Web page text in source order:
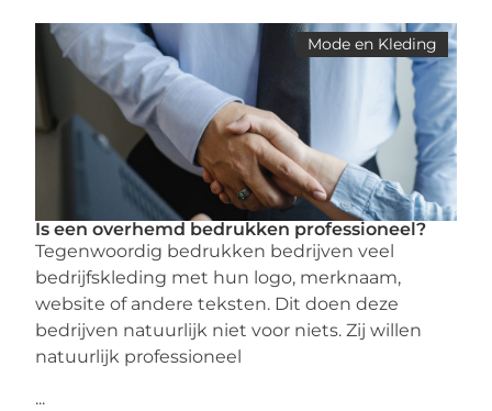
Mode en Kleding
Is een overhemd bedrukken professioneel?
Tegenwoordig bedrukken bedrijven veel
bedrijfskleding met hun logo, merknaam,
website of andere teksten. Dit doen deze
bedrijven natuurlijk niet voor niets. Zij willen
natuurlijk professioneel
...